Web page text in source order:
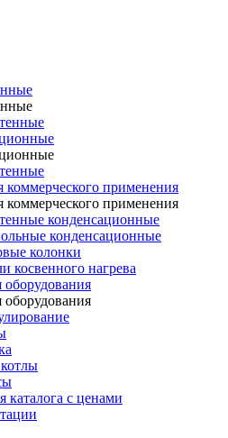
коммерческого применения
коммерческого применения
конденсационные
конденсационные
колонки
косвенного нагрева
оборудования
оборудования
каталога с ценами